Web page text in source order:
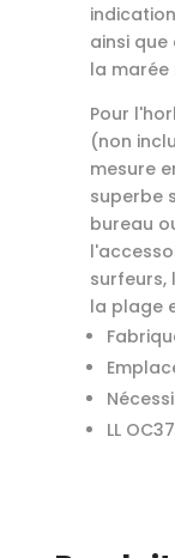
ainsi
la marée
Pour
(non
mesure
superbe
bureau
surfeurs,
la plage
LL